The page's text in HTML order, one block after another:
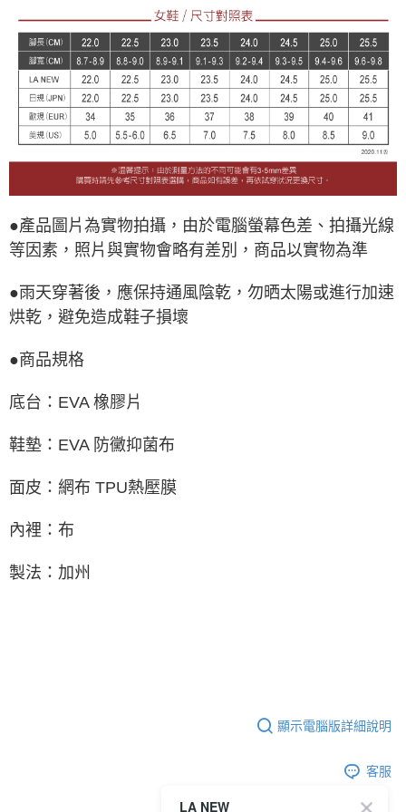
●產品圖片為實物拍攝，由於電腦螢幕色差、拍攝光線
等因素，照片與實物會略有差別，商品以實物為準
●雨天穿著後，應保持通風陰乾，勿晒太陽或進行加速
烘乾，避免造成鞋子損壞
●商品規格
底台：EVA 橡膠片
鞋墊：EVA 防黴抑菌布
面皮：網布 TPU熱壓膜
內裡：布
製法：加州
顯示電腦版詳細說明
客服
LA NEW